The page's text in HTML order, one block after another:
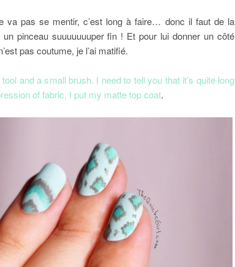
va pas se mentir, c’est long à faire… donc il faut de la
pinceau suuuuuuuper fin ! Et pour lui donner un côté
pas coutume, je l’ai matifié.
and a small brush. I need to tell you that it’s quite long
of fabric, I put my matte top coat.